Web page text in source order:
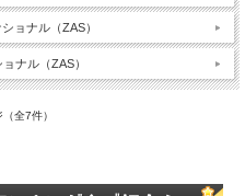
ョナル（ZAS）
ナル（ZAS）
全7件）